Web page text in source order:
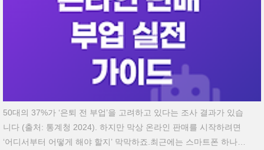
50대의 37%가 ‘은퇴 전 부업’을 고려하고 있다는 조사 결과가 있습
니다 (출처: 통계청 2024). 하지만 막상 온라인 판매를 시작하려면
‘어디서부터 어떻게 해야 할지’ 막막하죠.최근에는 스마트폰 하나로